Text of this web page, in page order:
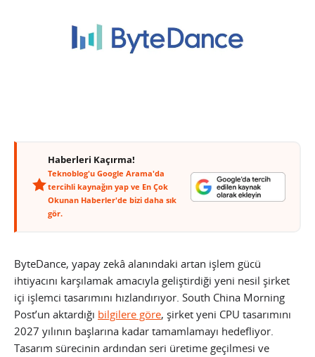
Haberleri Kaçırma!
Teknoblog'u Google Arama'da
tercihli kaynağın yap ve En Çok
Okunan Haberler'de bizi daha sık
gör.
ByteDance, yapay zekâ alanındaki artan işlem gücü
ihtiyacını karşılamak amacıyla geliştirdiği yeni nesil şirket
içi işlemci tasarımını hızlandırıyor. South China Morning
Post’un aktardığı bilgilere göre, şirket yeni CPU tasarımını
2027 yılının başlarına kadar tamamlamayı hedefliyor.
Tasarım sürecinin ardından seri üretime geçilmesi ve